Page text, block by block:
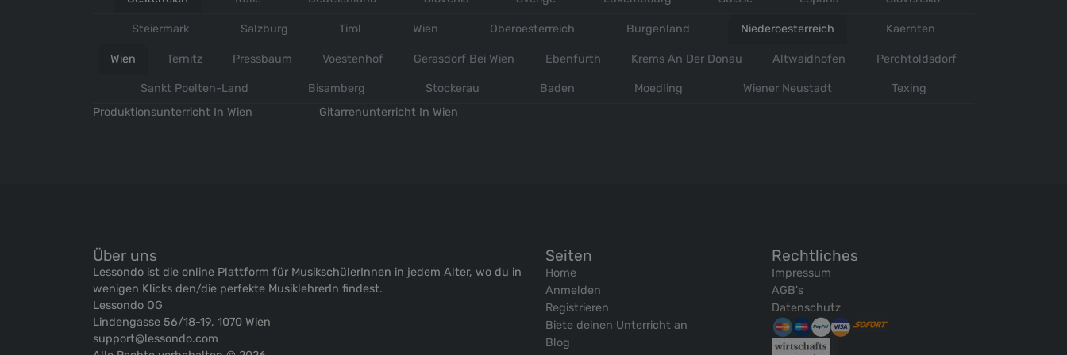
Steiermark Salzburg Tirol Wien Oberoesterreich Burgenland Niederoesterreich Kaernten
Wien Ternitz Pressbaum Voestenhof Gerasdorf Bei Wien Ebenfurth Krems An Der Donau Altwaidhofen Perchtoldsdorf
Sankt Poelten-Land Bisamberg Stockerau Baden Moedling Wiener Neustadt
Texing
Produktionsunterricht In Wien
Gitarrenunterricht In Wien
Über uns
Lessondo ist die online Plattform für MusikschülerInnen in jedem Alter, wo du in
wenigen Klicks den/die perfekte MusiklehrerIn findest.
Lessondo OG
Lindengasse 56/18-19, 1070 Wien
support@lessondo.com
Seiten
Home
Anmelden
Registrieren
Biete deinen Unterricht an
Blog
Rechtliches
Impressum
AGB's
Datenschutz